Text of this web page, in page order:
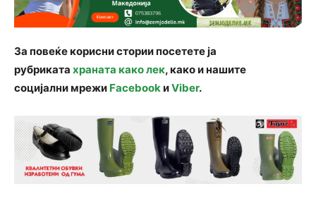
За повеќе корисни стории посетете ја
рубриката храната како лек, како и нашите
социјални мрежи FacebookиViber.